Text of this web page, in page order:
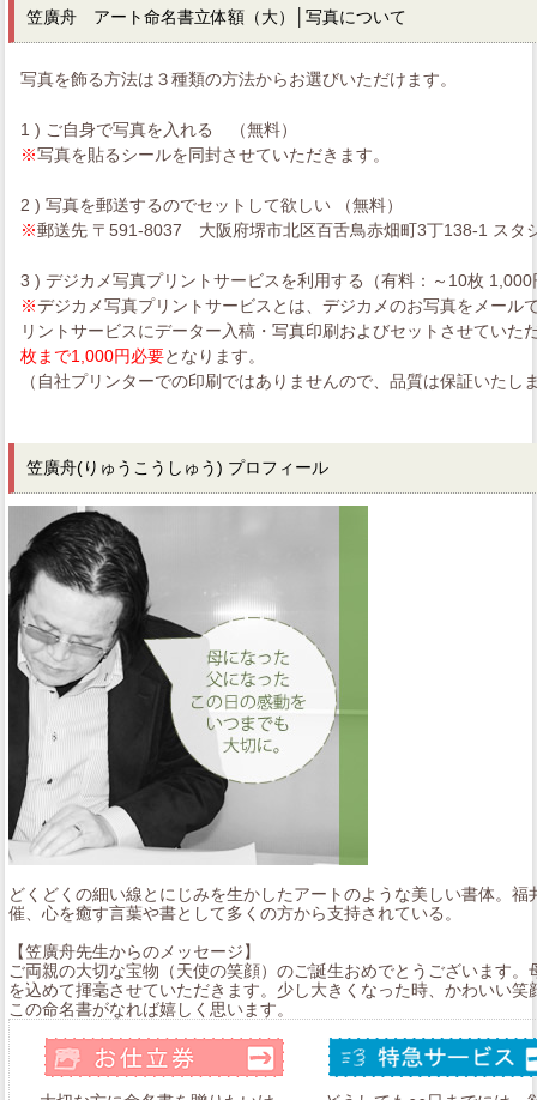
笠廣舟 アート命名書立体額（大）│写真について
写真を飾る方法は３種類の方法からお選びいただけます。
1 ) ご自身で写真を入れる （無料）
※写真を貼るシールを同封させていただきます。
2 ) 写真を郵送するのでセットして欲しい （無料）
※郵送先 〒591-8037 大阪府堺市北区百舌鳥赤畑町3丁138-1 スタ
3 ) デジカメ写真プリントサービスを利用する（有料：～10枚 1,000
※デジカメ写真プリントサービスとは、デジカメのお写真をメー
リントサービスにデーター入稿・写真印刷およびセットさせていた
枚まで1,000円必要となります。
（自社プリンターでの印刷ではありませんので、品質は保証いたし
笠廣舟(りゅうこうしゅう) プロフィール
どくどくの細い線とにじみを生かしたアートのような美しい書体。
催、心を癒す言葉や書として多くの方から支持されている。
【笠廣舟先生からのメッセージ】
ご両親の大切な宝物（天使の笑顔）のご誕生おめでとうございます
を込めて揮毫させていただきます。少し大きくなった時、かわいい
この命名書がなれば嬉しく思います。